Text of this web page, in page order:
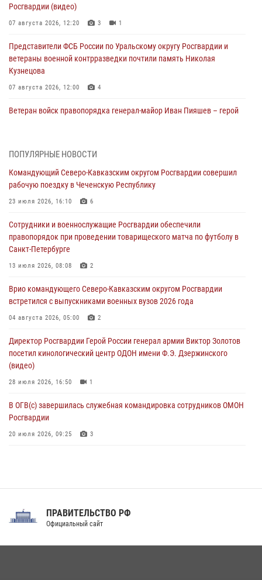
Росгвардии (видео)
07 августа 2026, 12:20 3 1
Представители ФСБ России по Уральскому округу Росгвардии и
ветераны военной контрразведки почтили память Николая
Кузнецова
07 августа 2026, 12:00 4
Ветеран войск правопорядка генерал-майор Иван Пияшев – герой
Смольного собора в Санкт-Петербурге (видео)
07 августа 2026, 11:34
взрывобезопасности
07 августа 2026, 11:33
Рэпер ST посетил раненых росгвардейцев в Главном военном
07 августа 2026, 11:18 2
В Ставрополе офицеры Росгвардии стали участниками пресс-
07 августа 2026, 11:00
ПОПУЛЯРНЫЕ НОВОСТИ
Командующий Северо-Кавказским округом Росгвардии совершил
рабочую поездку в Чеченскую Республику
23 июля 2026, 16:10 6
Сотрудники и военнослужащие Росгвардии обеспечили
правопорядок при проведении товарищеского матча по футболу в
Санкт-Петербурге
13 июля 2026, 08:08 2
Врио командующего Северо-Кавказским округом Росгвардии
встретился с выпускниками военных вузов 2026 года
04 августа 2026, 05:00 2
Директор Росгвардии Герой России генерал армии Виктор Золотов
посетил кинологический центр ОДОН имени Ф.Э. Дзержинского
(видео)
28 июля 2026, 16:50 1
В ОГВ(с) завершилась служебная командировка сотрудников ОМОН
Росгвардии
20 июля 2026, 09:25 3
Праздник «Один день с Росгвардией» к 105-летию Центрального
ПРАВИТЕЛЬСТВО РФ
Официальный сайт